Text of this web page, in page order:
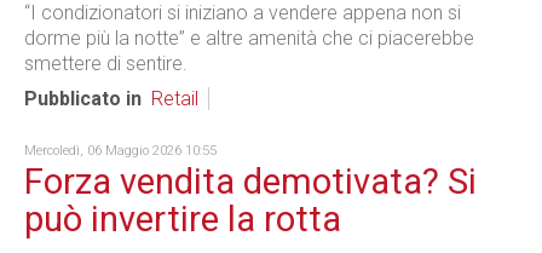
“I condizionatori si iniziano a vendere appena non si
dorme più la notte” e altre amenità che ci piacerebbe
smettere di sentire.
Pubblicato in Retail
Mercoledì, 06 Maggio 2026 10:55
Forza vendita demotivata? Si
può invertire la rotta